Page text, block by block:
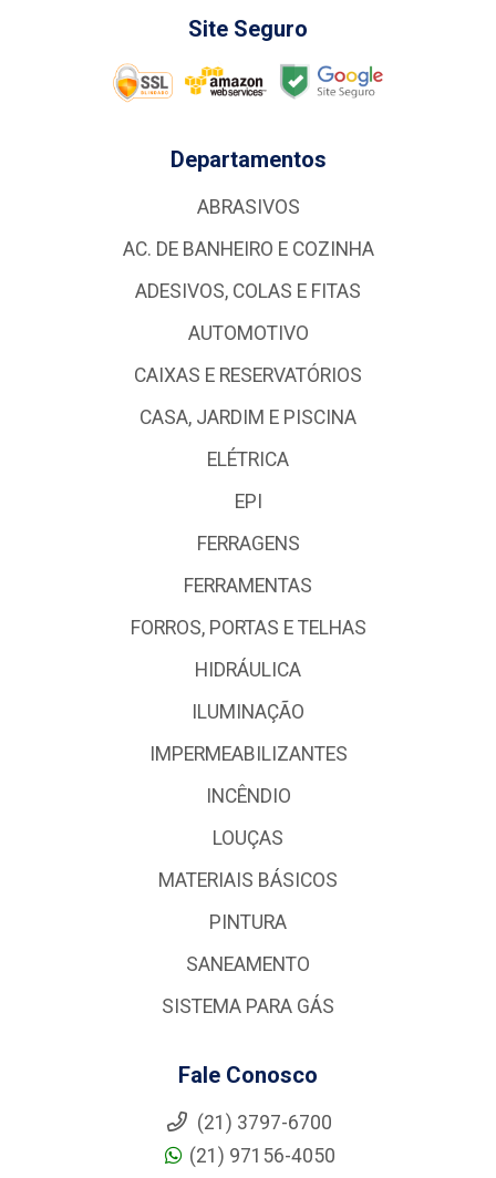
Site Seguro
Departamentos
ABRASIVOS
AC. DE BANHEIRO E COZINHA
ADESIVOS, COLAS E FITAS
AUTOMOTIVO
CAIXAS E RESERVATÓRIOS
CASA, JARDIM E PISCINA
ELÉTRICA
EPI
FERRAGENS
FERRAMENTAS
FORROS, PORTAS E TELHAS
HIDRÁULICA
ILUMINAÇÃO
IMPERMEABILIZANTES
INCÊNDIO
LOUÇAS
MATERIAIS BÁSICOS
PINTURA
SANEAMENTO
SISTEMA PARA GÁS
Fale Conosco
(21) 3797-6700
(21) 97156-4050